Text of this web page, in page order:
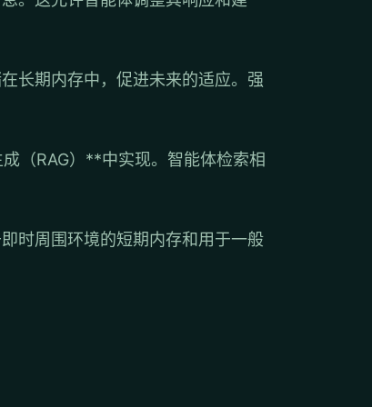
长期内存中，促进未来的适应。强
（RAG）**中实现。智能体检索相
时周围环境的短期内存和用于一般